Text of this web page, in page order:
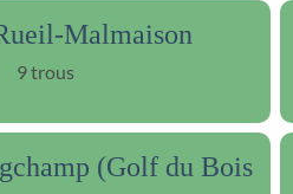
Malmaison
9 trous
(Golf du Bois